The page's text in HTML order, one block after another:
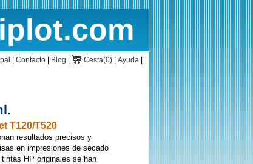
Contacto Blog CestaCesta(0) Ayuda
T120/T520
resultados precisos y
en impresiones de secado
HP originales se han